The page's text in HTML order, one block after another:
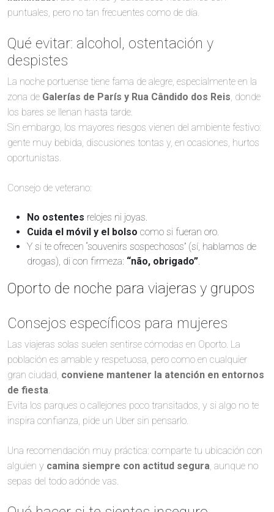
puntuales, pero no tan frecuentes como de día.
Qué evitar: alcohol, ostentación y
despistes
La noche portuense tiene fama de alegre, especialmente en la
zona de Galerías de París y Rua Cândido dos Reis , donde
los bares se llenan hasta tarde.
Sin embargo, los mayores riesgos vienen del ambiente festivo:
gente muy bebida, discusiones tontas y, en ocasiones, hurtos
oportunistas.
Consejo de veterano:
No ostentes relojes ni joyas.
Cuida el móvil y el bolso como si fueran oro.
Y si te ofrecen “souvenirs sospechosos” (sí, hablamos de
drogas), di con firmeza: “não, obrigado”
Oporto de noche para viajeras y grupos
Consejos específicos para mujeres
Las viajeras solas suelen sentirse cómodas en Oporto. La
población es amable y respetuosa, pero como en cualquier
gran ciudad, conviene mantener la atención en entornos
de fiesta
Evita los parques o callejones poco transitados, y si algo no te
inspira confianza, pide un Uber sin pensarlo.
Una recomendación muy práctica: comparte tu ubicación con
alguien y camina siempre con actitud segura , aunque no
sepas del todo adónde vas.